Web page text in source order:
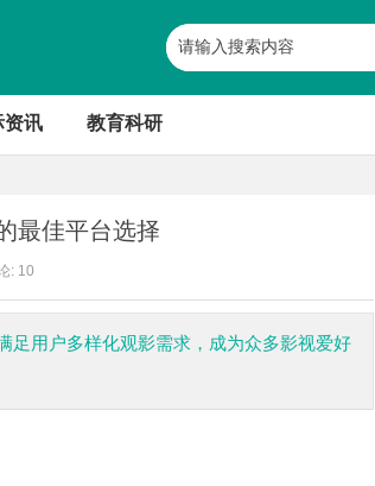
资讯 教育科研
最佳平台选择
: 10
足用户多样化观影需求，成为众多影视爱好